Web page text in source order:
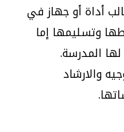
أداة أو جهاز في
وتسليمها إما
لها المدرسة.
والارشاد